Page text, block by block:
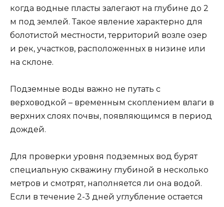
когда водные пласты залегают на глубине до 2
м под землей. Такое явление характерно для
болотистой местности, территорий возле озер
и рек, участков, расположенных в низине или
на склоне.
Подземные воды важно не путать с
верховодкой – временным скоплением влаги в
верхних слоях почвы, появляющимся в период
дождей.
Для проверки уровня подземных вод бурят
специальную скважину глубиной в несколько
метров и смотрят, наполняется ли она водой.
Если в течение 2-3 дней углубление остается